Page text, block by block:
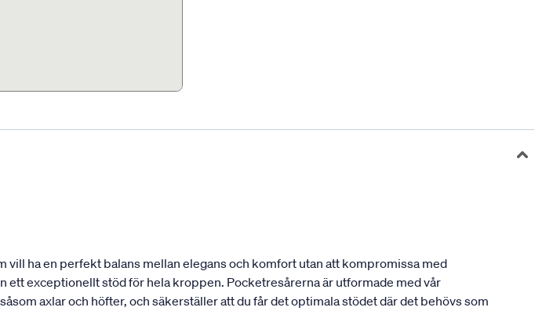
ha en perfekt balans mellan elegans och komfort utan att kompromissa med
exceptionellt stöd för hela kroppen. Pocketresårerna är utformade med vår
axlar och höfter, och säkerställer att du får det optimala stödet där det behövs som